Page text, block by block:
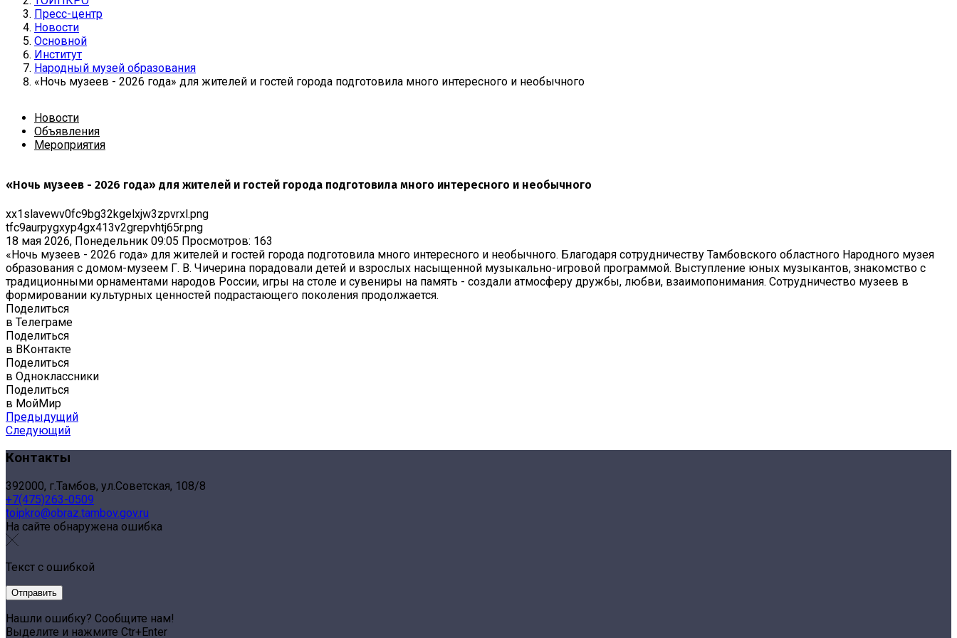
Пресс-центр
Новости
Основной
Институт
Народный музей образования
«Ночь музеев - 2026 года» для жителей и гостей города подготовила много интересного и необычного
Новости
Объявления
Мероприятия
«Ночь музеев - 2026 года» для жителей и гостей города подготовила много интересного и необычного
xx1slavewv0fc9bg32kgelxjw3zpvrxl.png
tfc9aurpygxyp4gx413v2grepvhtj65r.png
18 мая 2026, Понедельник 09:05 Просмотров: 163
«Ночь музеев - 2026 года» для жителей и гостей города подготовила много интересного и необычного. Благодаря сотрудничеству Тамбовского областного Народного музея
образования с домом-музеем Г. В. Чичерина порадовали детей и взрослых насыщенной музыкально-игровой программой. Выступление юных музыкантов, знакомство с
традиционными орнаментами народов России, игры на столе и сувениры на память - создали атмосферу дружбы, любви, взаимопонимания. Сотрудничество музеев в
формировании культурных ценностей подрастающего поколения продолжается.
Поделиться
в Телеграме
Поделиться
в ВКонтакте
Поделиться
в Одноклассники
Поделиться
в МойМир
Предыдущий
Следующий
Контакты
392000, г.Тамбов, ул.Советская, 108/8
+7(475)263-0509
toipkro@obraz.tambov.gov.ru
На сайте обнаружена ошибка
Текст с ошибкой
Нашли ошибку? Сообщите нам!
Выделите и нажмите Ctr+Enter